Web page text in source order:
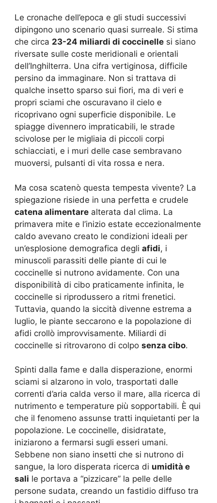
Le cronache dell’epoca e gli studi successivi
dipingono uno scenario quasi surreale. Si stima
che circa 23-24 miliardi di coccinelle si siano
riversate sulle coste meridionali e orientali
dell’Inghilterra. Una cifra vertiginosa, difficile
persino da immaginare. Non si trattava di
qualche insetto sparso sui fiori, ma di veri e
propri sciami che oscuravano il cielo e
ricoprivano ogni superficie disponibile. Le
spiagge divennero impraticabili, le strade
scivolose per le migliaia di piccoli corpi
schiacciati, e i muri delle case sembravano
muoversi, pulsanti di vita rossa e nera.
Ma cosa scatenò questa tempesta vivente? La
spiegazione risiede in una perfetta e crudele
catena alimentare alterata dal clima. La
primavera mite e l’inizio estate eccezionalmente
caldo avevano creato le condizioni ideali per
un’esplosione demografica degli afidi, i
minuscoli parassiti delle piante di cui le
coccinelle si nutrono avidamente. Con una
disponibilità di cibo praticamente infinita, le
coccinelle si riprodussero a ritmi frenetici.
Tuttavia, quando la siccità divenne estrema a
luglio, le piante seccarono e la popolazione di
afidi crollò improvvisamente. Miliardi di
coccinelle si ritrovarono di colpo senza cibo.
Spinti dalla fame e dalla disperazione, enormi
sciami si alzarono in volo, trasportati dalle
correnti d’aria calda verso il mare, alla ricerca di
nutrimento e temperature più sopportabili. È qui
che il fenomeno assunse tratti inquietanti per la
popolazione. Le coccinelle, disidratate,
iniziarono a fermarsi sugli esseri umani.
Sebbene non siano insetti che si nutrono di
sangue, la loro disperata ricerca di umidità e
sali le portava a “pizzicare” la pelle delle
persone sudata, creando un fastidio diffuso tra